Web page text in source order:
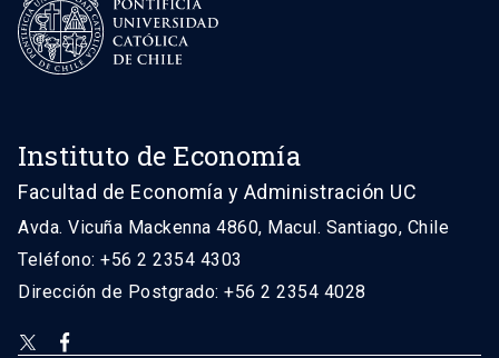
Instituto de Economía
Facultad de Economía y Administración UC
Avda. Vicuña Mackenna 4860, Macul. Santiago, Chile
Teléfono: +56 2 2354 4303
Dirección de Postgrado: +56 2 2354 4028